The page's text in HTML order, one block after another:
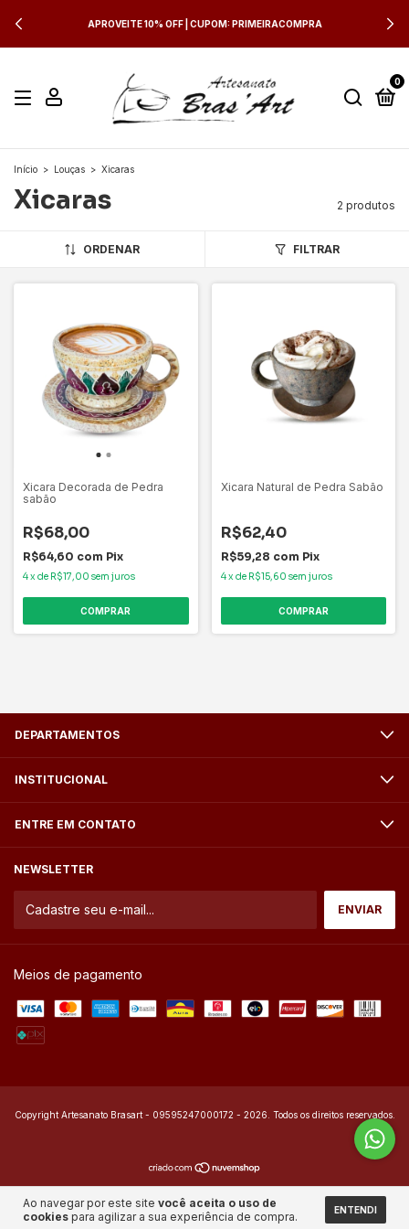
APROVEITE 10% OFF | CUPOM: PRIMEIRACOMPRA
0
Ao navegar por este site você aceita o uso de
cookies para agilizar a sua experiência de compra. ENTENDI
Início > Louças > Xicaras
Xicaras 2 produtos
ORDENAR FILTRAR
Xicara Decorada de Pedra
sabão
R$68,00
R$64,60 com Pix
4x de R$17,00 sem juros
COMPRAR
Xicara Natural de Pedra Sabão
R$62,40
R$59,28 com Pix
4x de R$15,60 sem juros
COMPRAR
DEPARTAMENTOS
INSTITUCIONAL
ENTRE EM CONTATO
NEWSLETTER
Meios de pagamento
Copyright Artesanato Brasart - 09595247000172 - 2026. Todos os direitos reservados.